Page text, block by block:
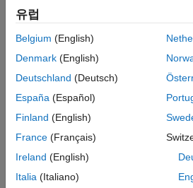
유럽
Belgium (English)
Denmark (English)
Deutschland (Deutsch)
España (Español)
Finland (English)
France (Français)
Ireland (English)
Italia (Italiano)
신뢰 센터 등록 상표 개인정보 취
애플리케이션 상태
© 1994-2026 The MathWorks, Inc.